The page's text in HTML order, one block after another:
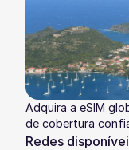
Adquira a eSIM
de cobertura
Redes